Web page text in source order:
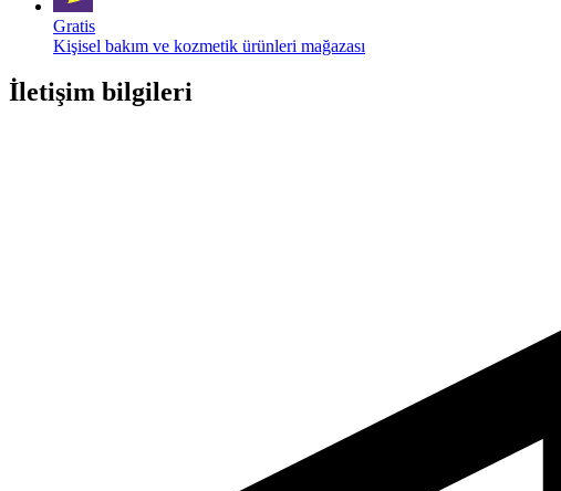
Gratis
Kişisel bakım ve kozmetik ürünleri mağazası
İletişim bilgileri